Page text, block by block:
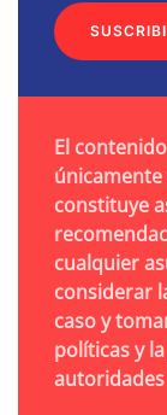
El
constituye
cualquier
considerar
caso y
políticas y